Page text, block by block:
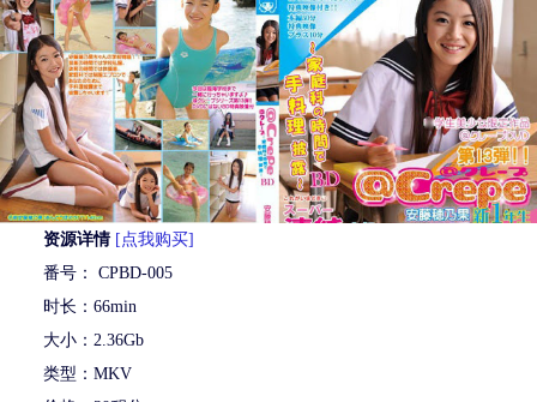
资源详情 [点我购买]
番号： CPBD-005
时长：66min
大小：2.36Gb
类型：MKV